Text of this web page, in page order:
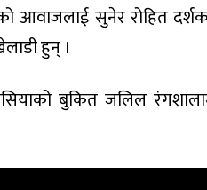
आवाजलाई सुनेर रोहित
हुन् ।
बुकित जलिल